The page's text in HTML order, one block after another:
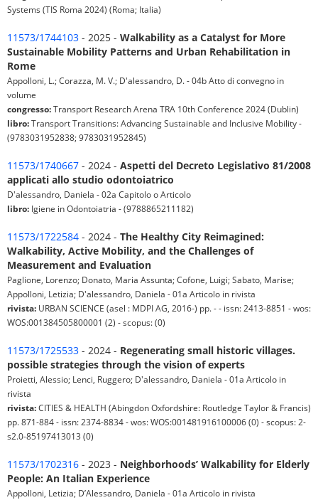
Systems (TIS Roma 2024) (Roma; Italia)
11573/1744103 - 2025 - Walkability as a Catalyst for More
Sustainable Mobility Patterns and Urban Rehabilitation in
Rome
Appolloni, L.; Corazza, M. V.; D'alessandro, D. - 04b Atto di convegno in
volume
congresso:Transport Research Arena TRA 10th Conference 2024 (Dublin)
libro:Transport Transitions: Advancing Sustainable and Inclusive Mobility -
(9783031952838; 9783031952845)
11573/1740667 - 2024 - Aspetti del Decreto Legislativo 81/2008
applicati allo studio odontoiatrico
D'alessandro, Daniela - 02a Capitolo o Articolo
libro: Igiene in Odontoiatria - (9788865211182)
11573/1722584 - 2024 - The Healthy City Reimagined:
Walkability, Active Mobility, and the Challenges of
Measurement and Evaluation
Paglione, Lorenzo; Donato, Maria Assunta; Cofone, Luigi; Sabato, Marise;
Appolloni, Letizia; D'alessandro, Daniela - 01a Articolo in rivista
rivista: URBAN SCIENCE (asel : MDPI AG, 2016-) pp. - - issn: 2413-8851 - wos:
WOS:001384505800001 (2) - scopus: (0)
11573/1725533 - 2024 - Regenerating small historic villages.
possible strategies through the vision of experts
Proietti, Alessio; Lenci, Ruggero; D'alessandro, Daniela - 01a Articolo in
rivista
rivista:CITIES & HEALTH (Abingdon Oxfordshire: Routledge Taylor & Francis)
pp. 871-884 - issn: 2374-8834 - wos: WOS:001481916100006 (0) - scopus: 2-
s2.0-85197413013 (0)
11573/1702316 - 2023 - Neighborhoods’ Walkability for Elderly
People: An Italian Experience
Appolloni, Letizia; D’Alessandro, Daniela - 01a Articolo in rivista